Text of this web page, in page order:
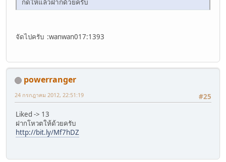
จัดไปครับ :wanwan017:1393
powerranger
#25
24 กรกฎาคม 2012, 22:51:19
Liked -> 13
ฝากโหวตให้ด้วยครับ
http://bit.ly/Mf7hDZ